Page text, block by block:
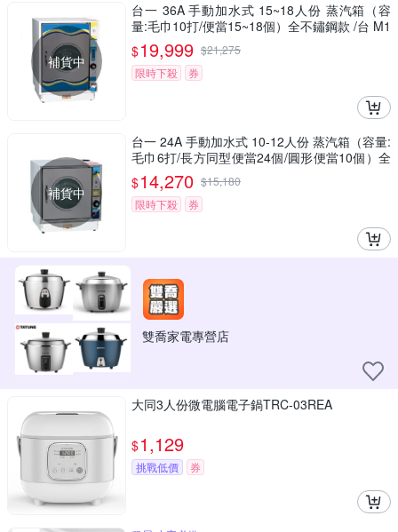
補貨中
台一 36A 手動加水式 15~18人份 蒸汽箱（容
量:毛巾10打/便當15~18個）全不鏽鋼款 /台 M1
2058
$19,999 $21,275
限時下殺
券
補貨中
台一 24A 手動加水式 10-12人份 蒸汽箱（容量:
毛巾6打/長方同型便當24個/圓形便當10個）全
不鏽鋼款 /台 M6525
$14,270 $15,180
限時下殺
券
雙喬家電專營店
大同3人份微電腦電子鍋TRC-03REA
$1,129
挑戰低價 券